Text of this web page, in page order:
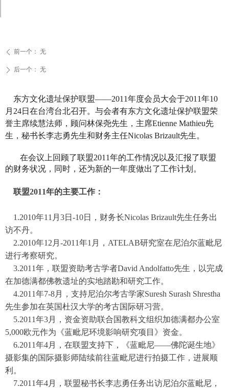
东方文化遗址保护联盟——2011年度会员大会于2011年10
月24日在台湾台北召开。与会者有东方文化遗址保护联盟荣
誉主席续慧法师，顾问林保尧先生，主席Etienne Mathieu先
生，秘书长李志勇先生和财务主任Nicolas Brizault先生。
在会议上回顾了联盟2011年的工作情况以及汇报了联盟
的财务状况，同时，还为新的一年度做出了工作计划。
联盟2011年的主要工作：
1.2010年11月3日-10日，财务长Nicolas Brizault先生任务出
访不丹。
2.2010年12月-2011年1月，ATELAB研究室在尼泊尔蓝毗尼
进行考察研究。
3.2011年，联盟资助考古学者David Andolfatto先生，以完成
在加德满都佛教遗址的实地踏勘和研究工作。
4.2011年7-8月，支持尼泊尔考古学家Suresh Surash Shrestha
先生参加在英国杜汉大学的考古国际研习营。
5.2011年3月，资金资助联合国教科文组织加德满都办公室
5,000欧元作为《蓝毗尼环境影响研究项目》资金。
6.2011年4月，在联盟支持下，《蓝毗尼——佛陀诞生地》
摄影集的国际摄影师陆续前往蓝毗尼进行拍摄工作，进展顺
利。
7.2011年4月，联盟秘书长李志勇任务出访尼泊尔蓝毗尼，
ꄴ 前一个： 无
ꄲ 后一个： 无